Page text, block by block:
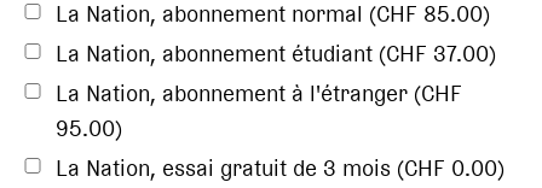
La Nation, abonnement normal (CHF 85.00)
La Nation, abonnement étudiant (CHF 37.00)
La Nation, abonnement à l'étranger (CHF
95.00)
La Nation, essai gratuit de 3 mois (CHF 0.00)